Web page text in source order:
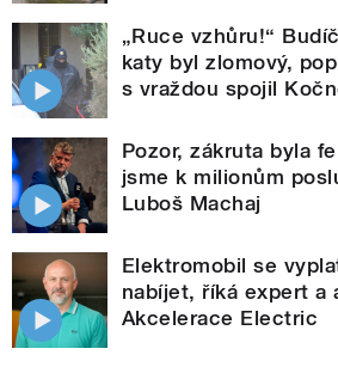
„Ruce vzhůru!“
katy byl zlomový,
s vraždou spojil
Pozor, zákruta byla
jsme k milionům
Luboš Machaj
Elektromobil se
nabíjet, říká expert a
Akcelerace Electric